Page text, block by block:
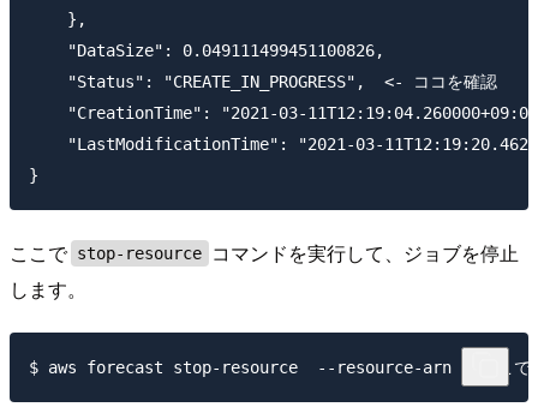
    },
    "DataSize": 0.049111499451100826,
    "Status": "CREATE_IN_PROGRESS",  <- ココを確認
"CreationTime": "2021-03-
"LastModificationTime": "2021-03-
ここで stop-resource
コマンドを実行して、ジョブを停止
します。